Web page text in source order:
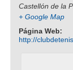
Castellón de la
+ Google Map
Página Web:
http://